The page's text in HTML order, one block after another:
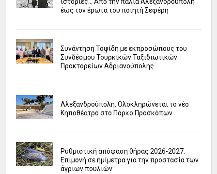
έως τον έρωτα του ποιητή Σεφέρη
Συνάντηση Τοψίδη με εκπροσώπους του
Συνδέσμου Τουρκικών Ταξιδιωτικών
Πρακτορείων Αδριανούπολης
Αλεξανδρούπολη: Ολοκληρώνεται το νέο
Κηποθέατρο στο Πάρκο Προσκόπων
Ρυθμιστική απόφαση θήρας 2026-2027:
Επιμονή σε ημίμετρα για την προστασία των
άγριων πουλιών